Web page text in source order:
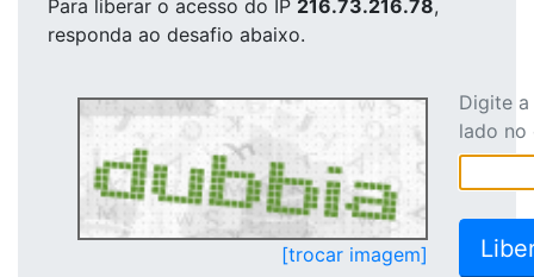
Para liberar o acesso do IP 216.73.216.78,
responda ao desafio abaixo.
[trocar imagem]
Digite
lado no